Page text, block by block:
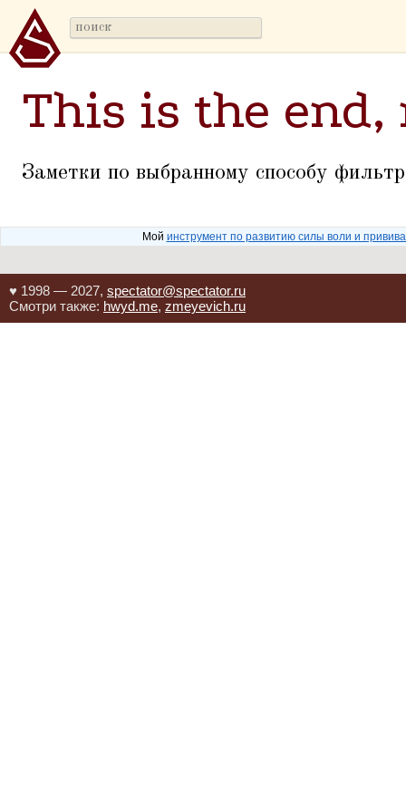
This is the
Заметки по выбранному способу
Мой инструмент по развитию силы воли и
♥ 1998 — 2027, spectator@spectator.ru
Смотри также: hwyd.me, zmeyevich.ru